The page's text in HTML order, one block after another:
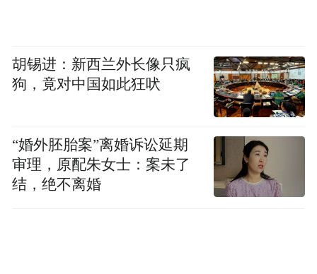
胡锡进：新西兰外长像只疯
狗，竟对中国如此狂吠
“婚外胚胎案”离婚诉讼延期
审理，原配朱女士：案未了
结，绝不离婚